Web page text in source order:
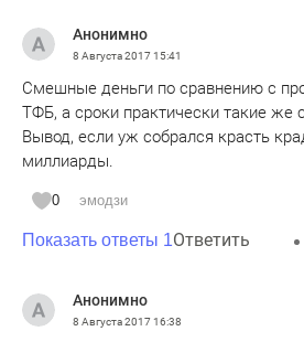
Анонимно
8 Августа 201715:41
Смешные деньги по сравнению с
ТФБ, а сроки практически такие же
Вывод, если уж собрался красть
миллиарды.
0 эмодзи
Показать ответы 1Ответить
Анонимно
8 Августа 201716:38